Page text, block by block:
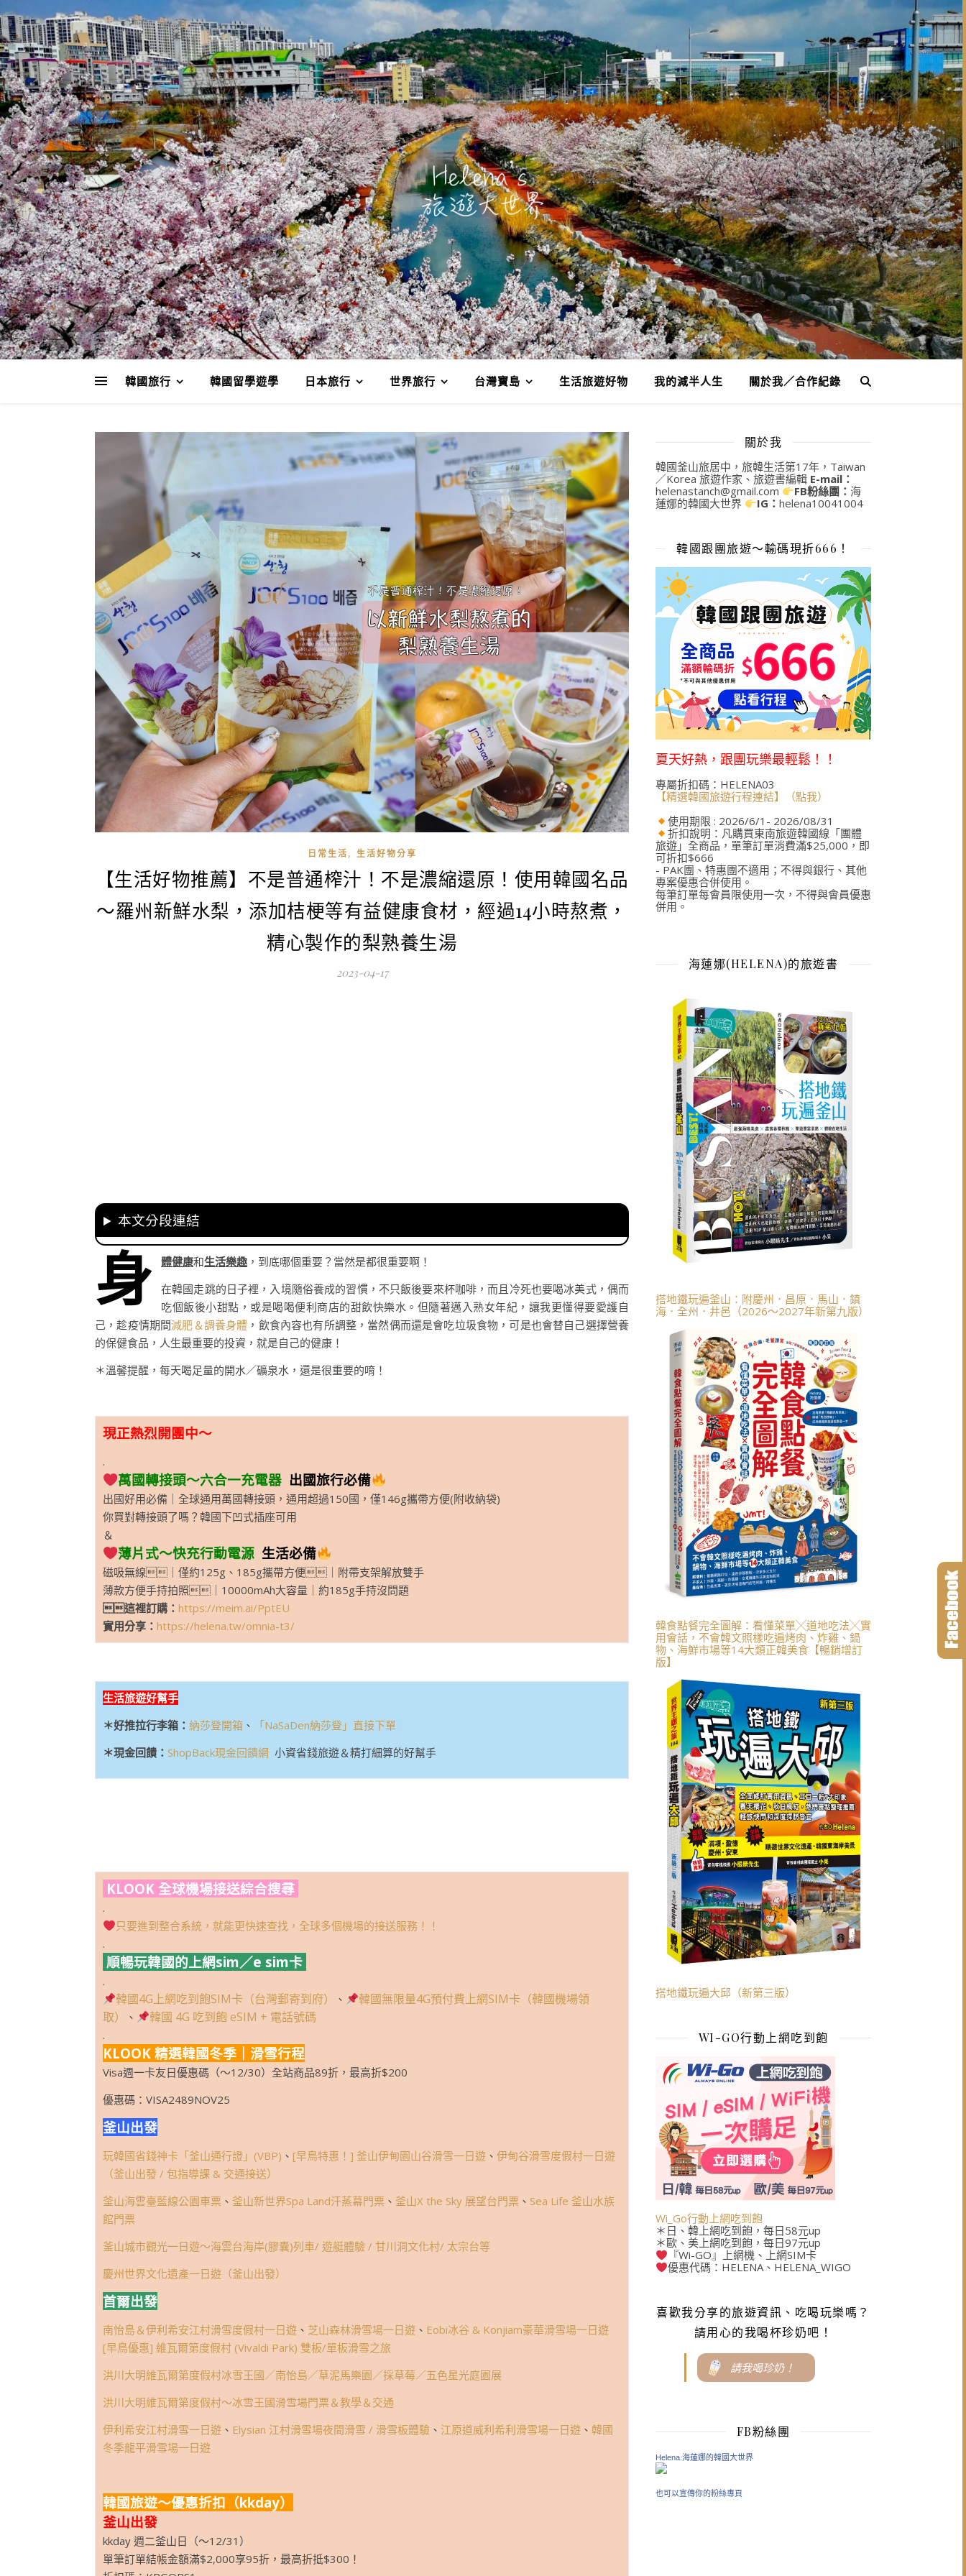
韓國旅行 韓國留學遊學 日本旅行 世界旅行 台灣寶島 生活旅遊好物 我的減半人生 關於我／合作紀錄
日常生活, 生活好物分享
【生活好物推薦】不是普通榨汁！不是濃縮還原！使用韓國名品
～羅州新鮮水梨，添加桔梗等有益健康食材，經過14小時熬煮，
精心製作的梨熟養生湯
2023-04-17
本文分段連結
身 體健康和生活樂趣，到底哪個重要？當然是都很重要啊！
在韓國走跳的日子裡，入境隨俗養成的習慣，不只飯後要來杯咖啡，而且冷死也要喝冰美式，偶而
吃個飯後小甜點，或是喝喝便利商店的甜飲快樂水。但隨著邁入熟女年紀，讓我更懂得要愛護自
己，趁疫情期間減肥＆調養身體 ，飲食內容也有所調整，當然偶而還是會吃垃圾食物，可是也會替自己選擇營養
的保健食品，人生最重要的投資，就是自己的健康！
＊溫馨提醒，每天喝足量的開水／礦泉水，還是很重要的唷！
現正熱烈開團中～
.
萬國轉接頭～六合一充電器 出國旅行必備
出國好用必備｜全球通用萬國轉接頭，通用超過150國，僅146g攜帶方便(附收納袋)
你買對轉接頭了嗎？韓國下凹式插座可用
＆
薄片式～快充行動電源 生活必備
磁吸無線｜僅約125g、185g攜帶方便｜附帶支架解放雙手
薄款方便手持拍照｜10000mAh大容量｜約185g手持沒問題
這裡訂購： https://meim.ai/PptEU
實用分享： https://helena.tw/omnia-t3/
生活旅遊好幫手
＊好推拉行李箱： 納莎登開箱 、
「NaSaDen納莎登」直接下單
＊現金回饋： ShopBack現金回饋網 小資省錢旅遊＆精打細算的好幫手
KLOOK 全球機場接送綜合搜尋
.
只要進到整合系統，就能更快速查找，全球多個機場的接送服務！！
.
順暢玩韓國的上網sim／e sim卡
.
韓國4G上網吃到飽SIM卡（台灣郵寄到府） 、
韓國無限量4G預付費上網SIM卡（韓國機場領
取）
、 韓國 4G 吃到飽 eSIM + 電話號碼
.
KLOOK 精選韓國冬季｜滑雪行程
Visa週一卡友日優惠碼（～12/30）全站商品89折，最高折$200
優惠碼：VISA2489NOV25
釜山出發
玩韓國省錢神卡「釜山通行證」(VBP) 、 [早鳥特惠！] 釜山伊甸園山谷滑雪一日遊 、 伊甸谷滑雪度假村一日遊
（釜山出發 / 包指導課 & 交通接送）
釜山海雲臺藍線公園車票 、 釜山新世界Spa Land汗蒸幕門票 、 釜山X the Sky 展望台門票 、 Sea Life 釜山水族
館門票
釜山城市觀光一日遊～海雲台海岸(膠囊)列車/ 遊艇體驗 / 甘川洞文化村/ 太宗台等
慶州世界文化遺產一日遊（釜山出發）
首爾出發
南怡島＆伊利希安江村滑雪度假村一日遊 、 芝山森林滑雪場一日遊 、 Eobi冰谷 & Konjiam豪華滑雪場一日遊
[早鳥優惠] 維瓦爾第度假村 (Vivaldi Park) 雙板/單板滑雪之旅
洪川大明維瓦爾第度假村冰雪王國／南怡島／草泥馬樂園／採草莓／五色星光庭園展
洪川大明維瓦爾第度假村～冰雪王國滑雪場門票＆教學＆交通
伊利希安江村滑雪一日遊 、 Elysian 江村滑雪場夜間滑雪 / 滑雪板體驗 、 江原道威利希利滑雪場一日遊 、 韓國
冬季龍平滑雪場一日遊
韓國旅遊～優惠折扣（kkday）
釜山出發
kkday 週二釜山日（～12/31）
單筆訂單結帳金額滿$2,000享95折，最高折抵$300！
關於我
韓國釜山旅居中，旅韓生活第17年，Taiwan
／Korea 旅遊作家、旅遊書編輯 E-mail：
helenastanch@gmail.com
FB粉絲團： 海
蓮娜的韓國大世界
IG：helena10041004
韓國跟團旅遊～輸碼現折666！
夏天好熱，跟團玩樂最輕鬆！！
專屬折扣碼：HELENA03
【精選韓國旅遊行程連結】（點我）
使用期限 : 2026/6/1- 2026/08/31
折扣說明：凡購買東南旅遊韓國線「團體
旅遊」全商品，單筆訂單消費滿$25,000，即
可折扣$666
- PAK團、特惠團不適用；不得與銀行、其他
專案優惠合併使用。
每筆訂單每會員限使用一次，不得與會員優惠
併用。
海蓮娜(HELENA)的旅遊書
搭地鐵玩遍釜山：附慶州．昌原．馬山．鎮
海．全州．井邑（2026～2027年新第九版）
韓食點餐完全圖解：看懂菜單╳道地吃法╳實
用會話，不會韓文照樣吃遍烤肉、炸雞、鍋
物、海鮮市場等14大類正韓美食【暢銷增訂
版】
搭地鐵玩遍大邱（新第三版）
WI-GO行動上網吃到飽
Wi_Go行動上網吃到飽
＊日、韓上網吃到飽，每日58元up
＊歐、美上網吃到飽，每日97元up
『Wi-GO』上網機、上網SIM卡
優惠代碼：HELENA、HELENA_WIGO
喜歡我分享的旅遊資訊、吃喝玩樂嗎？
請用心的我喝杯珍奶吧！
請我喝珍奶！
FB粉絲團
Helena.海蓮娜的韓國大世界
也可以宣傳你的粉絲專頁